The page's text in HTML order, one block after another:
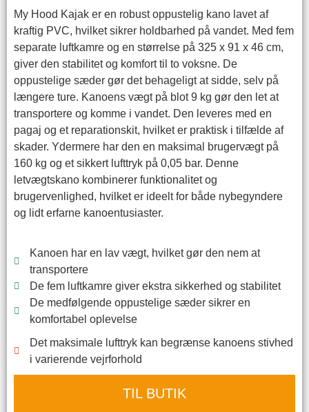
My Hood Kajak er en robust oppustelig kano lavet af
kraftig PVC, hvilket sikrer holdbarhed på vandet. Med fem
separate luftkamre og en størrelse på 325 x 91 x 46 cm,
giver den stabilitet og komfort til to voksne. De
oppustelige sæder gør det behageligt at sidde, selv på
længere ture. Kanoens vægt på blot 9 kg gør den let at
transportere og komme i vandet. Den leveres med en
pagaj og et reparationskit, hvilket er praktisk i tilfælde af
skader. Ydermere har den en maksimal brugervægt på
160 kg og et sikkert lufttryk på 0,05 bar. Denne
letvægtskano kombinerer funktionalitet og
brugervenlighed, hvilket er ideelt for både nybegyndere
og lidt erfarne kanoentusiaster.
Kanoen har en lav vægt, hvilket gør den nem at
transportere
De fem luftkamre giver ekstra sikkerhed og stabilitet
De medfølgende oppustelige sæder sikrer en
komfortabel oplevelse
Det maksimale lufttryk kan begrænse kanoens stivhed
i varierende vejrforhold
TIL BUTIK